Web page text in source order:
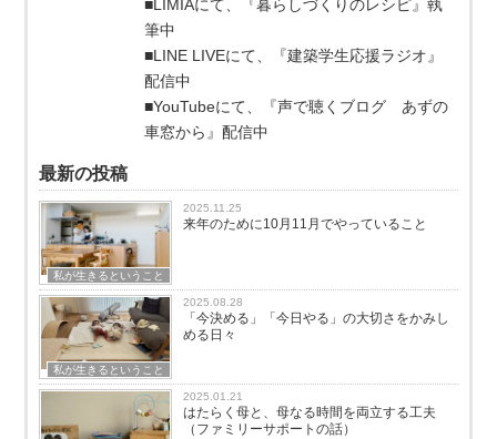
■LIMIAにて、『暮らしづくりのレシピ』執
筆中
■LINE LIVEにて、『建築学生応援ラジオ』
配信中
■YouTubeにて、『声で聴くブログ あずの
車窓から』配信中
最新の投稿
私が生きるということ
2025.11.25
来年のために10月11月でやっていること
私が生きるということ
2025.08.28
「今決める」「今日やる」の大切さをかみし
める日々
2025.01.21
はたらく母と、母なる時間を両立する工夫
（ファミリーサポートの話）